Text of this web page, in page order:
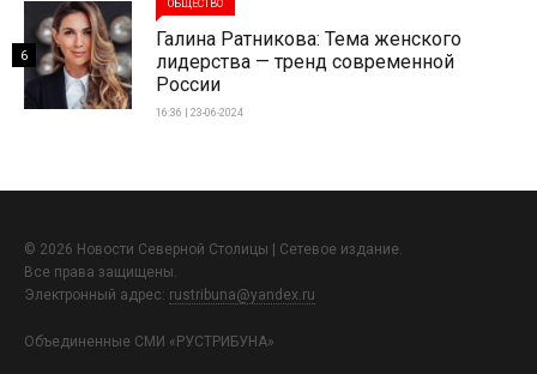
ОБЩЕСТВО
Галина Ратникова: Тема женского
лидерства — тренд современной
России
16:36 | 23-06-2024
6
© 2026 Новости Северной Столицы | Сетевое издание.
Все права защищены.
Электронный адрес: rustribuna@yandex.ru
Объединенные СМИ «РУСТРИБУНА»